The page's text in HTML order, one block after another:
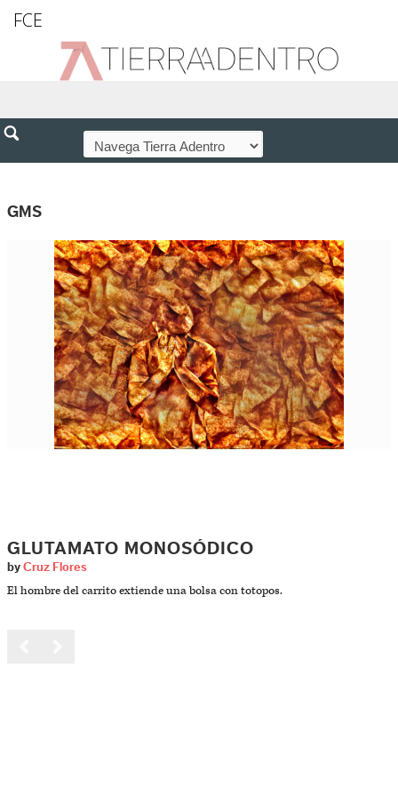
FCE
GMS
GLUTAMATO MONOSÓDICO
by Cruz Flores
El hombre del carrito extiende una bolsa con totopos.